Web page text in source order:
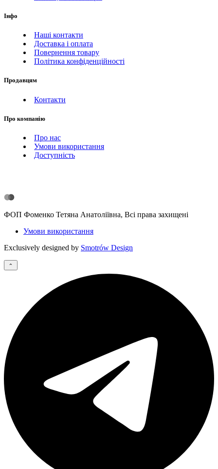
Інфо
Наші контакти
Доставка і оплата
Повернення товару
Політика конфіденційності
Продавцям
Контакти
Про компанію
Про нас
Умови використання
Доступність
ФОП Фоменко Тетяна Анатоліївна, Всі права захищені
Умови використання
Exclusively designed by Smotrów Design